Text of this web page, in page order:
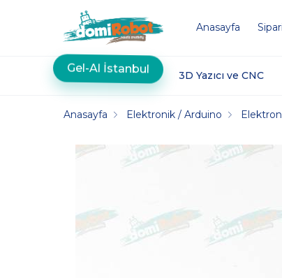
Anasayfa
Gel-Al İstanbul 3D Yazıcı ve CNC
Anasayfa Elektronik / Arduino